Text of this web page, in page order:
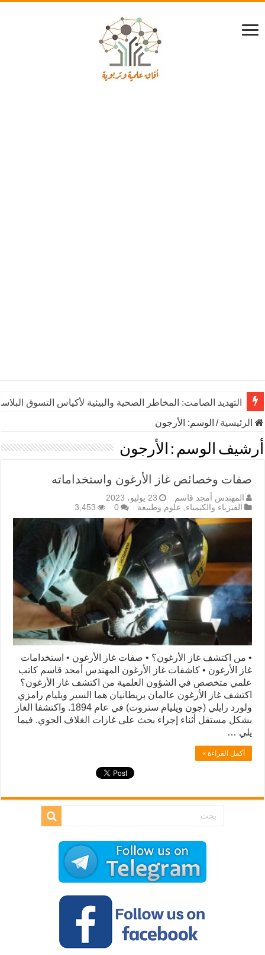
التهديد الصامت: المخاطر الصحية والبيئية لأكياس التسوق
الرئيسية/ الوسم: الأرجون
أرشيف الوسم : الأرجون
صفات وخصائص غاز الأرغون واستخداماته
المهندس أمجد قاسم
23 يوليو، 2023
الفيزياء والكيمياء, علوم وطبيعة 0
3,453
• من اكتشف غاز الأرغون؟ • صفات غاز الأرغون • استخدامات
غاز الأرغون • كاشفات غاز الأرغون المهندس أمجد قاسم كاتب
علمي متخصص في الشؤون العلمية من اكتشف غاز الأرغون؟
اكتشف غاز الأرغون عالمان بريطانيان هما السير ويليام رامزي
ولورد رايلي (جون ويليام ستروت) في عام 1894. واكتشفا الغاز
بشكل مستقل أثناء إجراء بحث على غازات الغلاف الجوي. فيما
يلي …
أكمل القراءة »